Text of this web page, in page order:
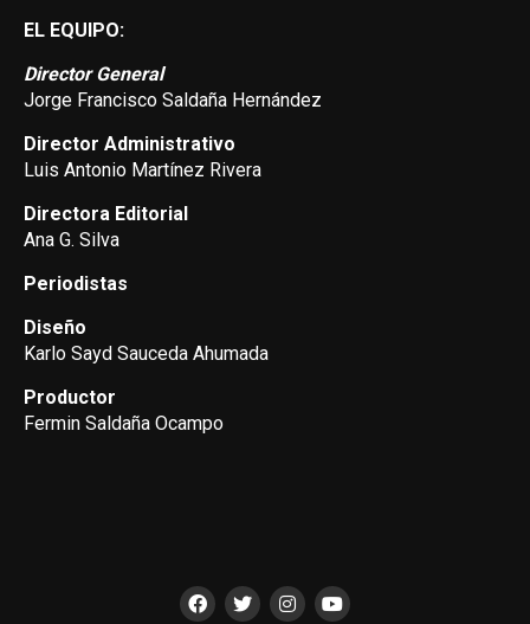
EL EQUIPO:
Director General
Jorge Francisco Saldaña Hernández
Director Administrativo
Luis Antonio Martínez Rivera
Directora Editorial
Ana G. Silva
Periodistas
Diseño
Karlo Sayd Sauceda Ahumada
Productor
Fermin Saldaña Ocampo